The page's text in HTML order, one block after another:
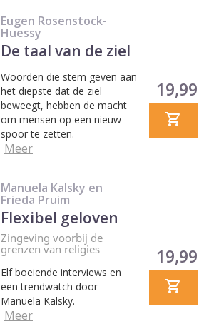
Eugen Rosenstock-
Huessy
De taal van de ziel
Woorden die stem geven aan
het diepste dat de ziel
beweegt, hebben de macht
om mensen op een nieuw
spoor te zetten.
Meer
Prijs
19,99
Manuela Kalsky en
Frieda Pruim
Flexibel geloven
Zingeving voorbij de
grenzen van religies
Elf boeiende interviews en
een trendwatch door
Manuela Kalsky.
Meer
Prijs
19,99